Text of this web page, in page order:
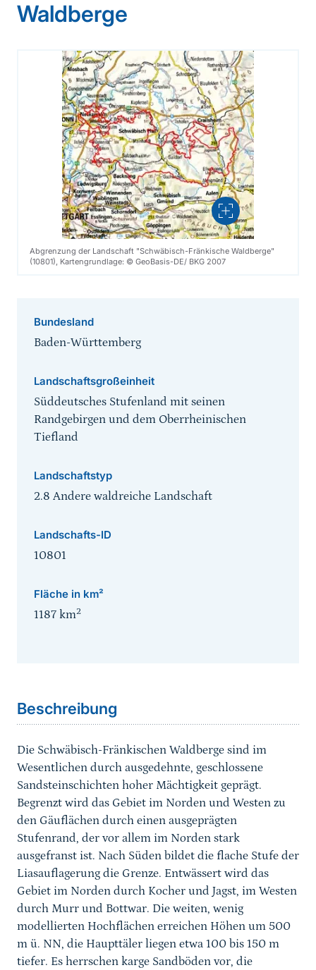
Waldberge
Vergrößern
Abgrenzung der Landschaft "Schwäbisch-Fränkische Waldberge"
(10801), Kartengrundlage: © GeoBasis-DE/ BKG 2007
Bundesland
Baden-Württemberg
Landschaftsgroßeinheit
Süddeutsches Stufenland mit seinen
Randgebirgen und dem Oberrheinischen
Tiefland
Landschaftstyp
2.8 Andere waldreiche Landschaft
Landschafts-ID
10801
Fläche in km²
1187 km2
Beschreibung
Die Schwäbisch-Fränkischen Waldberge sind im
Wesentlichen durch ausgedehnte, geschlossene
Sandsteinschichten hoher Mächtigkeit geprägt.
Begrenzt wird das Gebiet im Norden und Westen zu
den Gäuflächen durch einen ausgeprägten
Stufenrand, der vor allem im Norden stark
ausgefranst ist. Nach Süden bildet die flache Stufe der
Liasauflagerung die Grenze. Entwässert wird das
Gebiet im Norden durch Kocher und Jagst, im Westen
durch Murr und Bottwar. Die weiten, wenig
modellierten Hochflächen erreichen Höhen um 500
m ü. NN, die Haupttäler liegen etwa 100 bis 150 m
tiefer. Es herrschen karge Sandböden vor, die